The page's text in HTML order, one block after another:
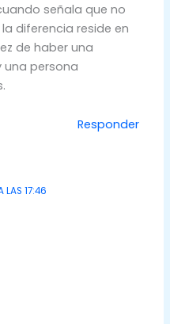
señala que no
diferencia reside en
de haber una
persona
Responder
LAS 17:46